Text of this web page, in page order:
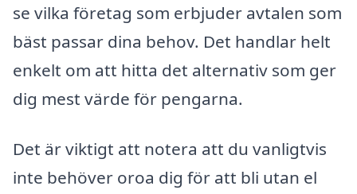
se vilka företag som erbjuder avtalen som
bäst passar dina behov. Det handlar helt
enkelt om att hitta det alternativ som ger
dig mest värde för pengarna.
Det är viktigt att notera att du vanligtvis
inte behöver oroa dig för att bli utan el